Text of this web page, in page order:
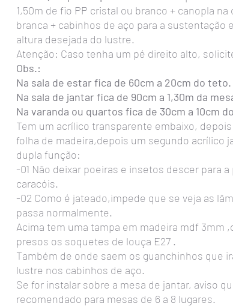
1,50m de fio PP cristal ou branco + canopla
branca + cabinhos de aço para a sustentação
altura desejada do lustre.
Atenção: Caso tenha um pé direito alto,
Obs.:
Na sala de estar fica de 60cm a 20cm do teto.
Na sala de jantar fica de 90cm a 1,30m da
Na varanda ou quartos fica de 30cm a 10cm
Tem um acrílico transparente embaixo,
folha de madeira,depois um segundo acrílico
dupla função:
-01 Não deixar poeiras e insetos descer para
caracóis.
-02 Como é jateado,impede que se veja as
passa normalmente.
Acima tem uma tampa em madeira mdf 3mm
presos os soquetes de louça E27 .
Também de onde saem os guanchinhos que
lustre nos cabinhos de aço.
Se for instalar sobre a mesa de jantar, aviso
recomendado para mesas de 6 a 8 lugares.